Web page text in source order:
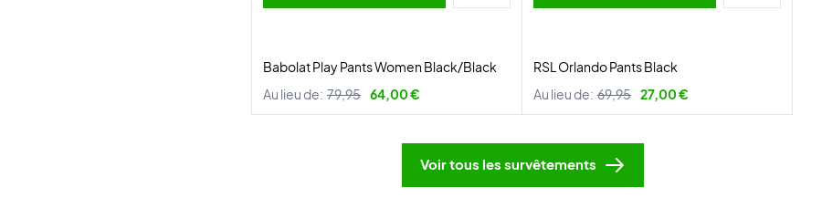
Babolat Play Pants Women Black/Black
Au lieu de: 79,95 64,00 €
RSL Orlando Pants Black
Au lieu de: 69,95 27,00 €
Voir tous les survêtements